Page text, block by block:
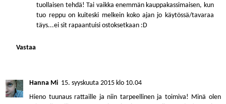
tuollaisen tehdä! Tai vaikka enemmän kauppakassimaisen, kun
tuo reppu on kuiteski melkein koko ajan jo käytössä/tavaraa
täys...ei sit rapaantuisi ostoksetkaan :D
Vastaa
Hanna Mi 15. syyskuuta 2015 klo 10.04
Hieno tuunaus rattaille ja niin tarpeellinen ja toimiva! Minä olen